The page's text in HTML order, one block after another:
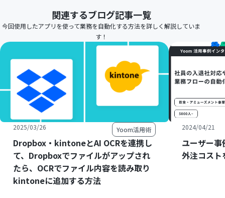
関連するブログ記事一覧
今回使用したアプリを使って業務を自動化する方法を詳しく解説していま
す！
2025/03/26 Yoom活用術
Dropbox・kintoneとAI OCRを連携し
て、Dropboxでファイルがアップされ
たら、OCRでファイル内容を読み取り
kintoneに追加する方法
2024/04/21
ユーザー
外注コスト